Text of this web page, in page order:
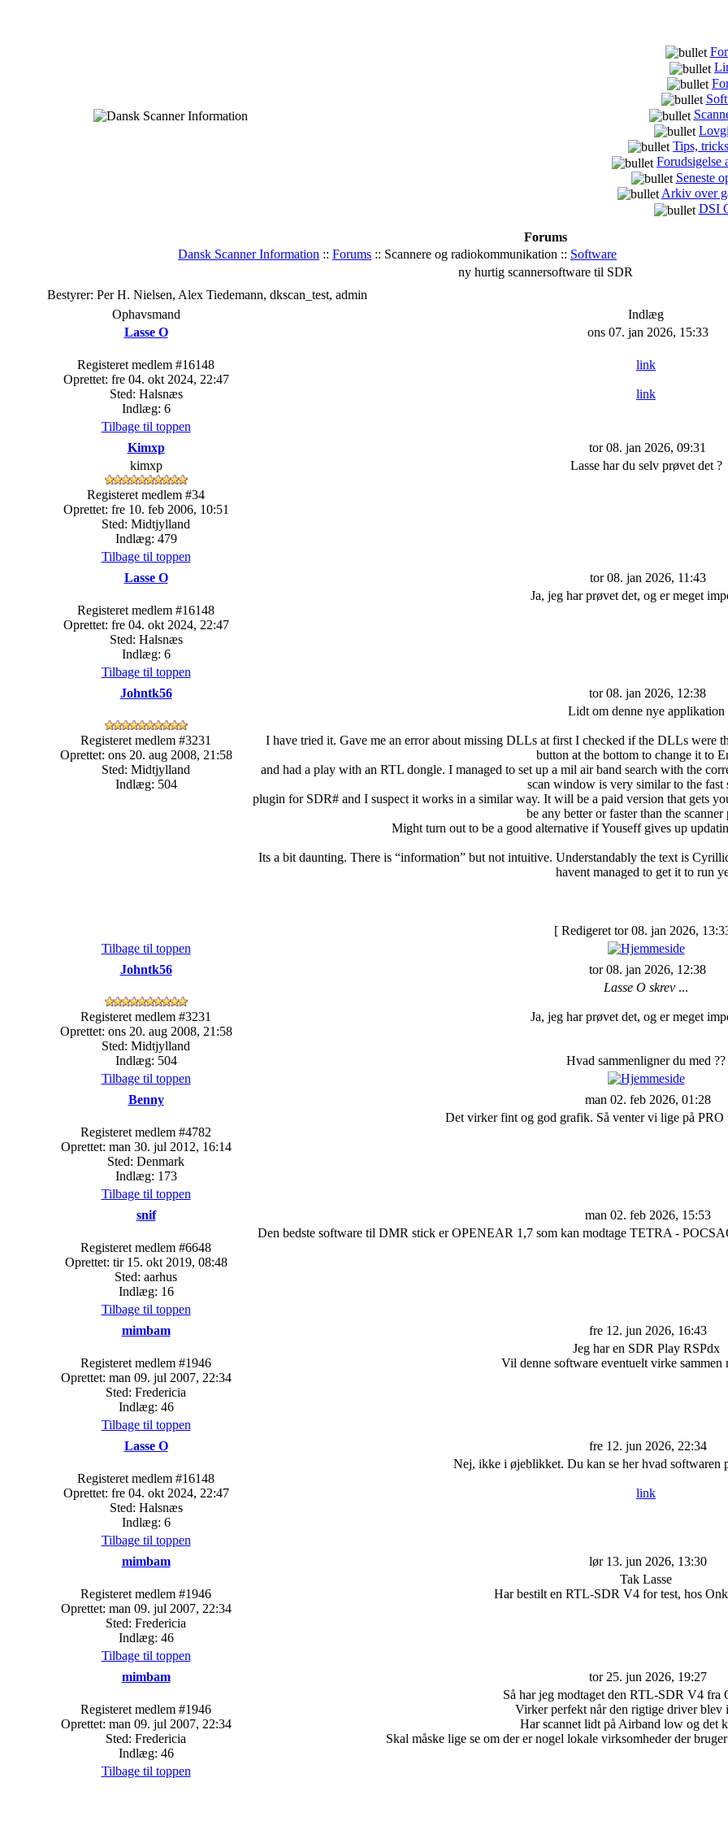
Tips,
Forudsigelse
Seneste
Arkiv over
DSI
Forums
Dansk Scanner Information :: Forums :: Scannere og radiokommunikation :: Software
ny hurtig scannersoftware til SDR
Bestyrer: Per H. Nielsen, Alex Tiedemann, dkscan_test, admin
Ophavsmand
Indlæg
Lasse O
ons 07. jan 2026, 15:33
Registeret medlem #16148
Oprettet: fre 04. okt 2024, 22:47
Sted: Halsnæs
Indlæg: 6
link
link
Tilbage til toppen
Kimxp
tor 08. jan 2026, 09:31
kimxp
Registeret medlem #34
Oprettet: fre 10. feb 2006, 10:51
Sted: Midtjylland
Indlæg: 479
Lasse har du selv prøvet det ?
Tilbage til toppen
Lasse O
tor 08. jan 2026, 11:43
Registeret medlem #16148
Oprettet: fre 04. okt 2024, 22:47
Sted: Halsnæs
Indlæg: 6
Ja, jeg har prøvet det, og er meget
Tilbage til toppen
Johntk56
tor 08. jan 2026, 12:38
Registeret medlem #3231
Oprettet: ons 20. aug 2008, 21:58
Sted: Midtjylland
Indlæg: 504
Lidt om denne nye applikation
I have tried it. Gave me an error about missing DLLs at first I checked if the DLLs were
button at the bottom to change it to
and had a play with an RTL dongle. I managed to set up a mil air band search with the
scan window is very similar to the fast
plugin for SDR# and I suspect it works in a similar way. It will be a paid version that gets
be any better or faster than the scanner
Might turn out to be a good alternative if Youseff gives up
Its a bit daunting. There is “information” but not intuitive. Understandably the text is
havent managed to get it to run
[ Redigeret tor 08. jan 2026,
Tilbage til toppen
Johntk56
tor 08. jan 2026, 12:38
Registeret medlem #3231
Oprettet: ons 20. aug 2008, 21:58
Sted: Midtjylland
Indlæg: 504
Lasse O skrev ...
Ja, jeg har prøvet det, og er meget
Hvad sammenligner du med ??
Tilbage til toppen
Benny
man 02. feb 2026, 01:28
Registeret medlem #4782
Oprettet: man 30. jul 2012, 16:14
Sted: Denmark
Indlæg: 173
Det virker fint og god grafik. Så venter vi lige på
Tilbage til toppen
snif
man 02. feb 2026, 15:53
Registeret medlem #6648
Oprettet: tir 15. okt 2019, 08:48
Sted: aarhus
Indlæg: 16
Den bedste software til DMR stick er OPENEAR 1,7 som kan modtage TETRA -
Tilbage til toppen
mimbam
fre 12. jun 2026, 16:43
Registeret medlem #1946
Oprettet: man 09. jul 2007, 22:34
Sted: Fredericia
Indlæg: 46
Jeg har en SDR Play RSPdx
Vil denne software eventuelt virke sammen
Tilbage til toppen
Lasse O
fre 12. jun 2026, 22:34
Registeret medlem #16148
Oprettet: fre 04. okt 2024, 22:47
Sted: Halsnæs
Indlæg: 6
Nej, ikke i øjeblikket. Du kan se her hvad softwaren
link
Tilbage til toppen
mimbam
lør 13. jun 2026, 13:30
Registeret medlem #1946
Oprettet: man 09. jul 2007, 22:34
Sted: Fredericia
Indlæg: 46
Tak Lasse
Har bestilt en RTL-SDR V4 for test, hos
Tilbage til toppen
mimbam
tor 25. jun 2026, 19:27
Registeret medlem #1946
Oprettet: man 09. jul 2007, 22:34
Sted: Fredericia
Indlæg: 46
Så har jeg modtaget den RTL-SDR V4 fra
Virker perfekt når den rigtige driver blev
Har scannet lidt på Airband low og det
Skal måske lige se om der er nogel lokale virksomheder der
Tilbage til toppen